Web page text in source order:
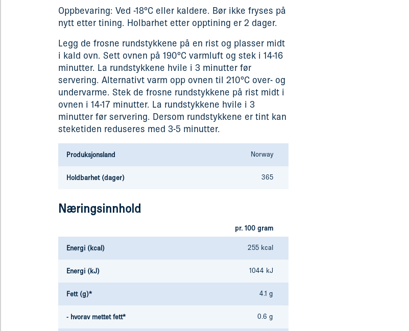
Oppbevaring: Ved -18°C eller kaldere. Bør ikke fryses på
nytt etter tining. Holbarhet etter opptining er 2 dager.
Legg de frosne rundstykkene på en rist og plasser midt
i kald ovn. Sett ovnen på 190°C varmluft og stek i 14-16
minutter. La rundstykkene hvile i 3 minutter før
servering. Alternativt varm opp ovnen til 210°C over- og
undervarme. Stek de frosne rundstykkene på rist midt i
ovnen i 14-17 minutter. La rundstykkene hvile i 3
minutter før servering. Dersom rundstykkene er tint kan
steketiden reduseres med 3-5 minutter.
Produksjonsland Norway
Holdbarhet (dager) 365
Næringsinnhold
pr. 100 gram
Energi (kcal) 255 kcal
Energi (kJ) 1044 kJ
Fett (g)* 4.1 g
- hvorav mettet fett* 0.6 g